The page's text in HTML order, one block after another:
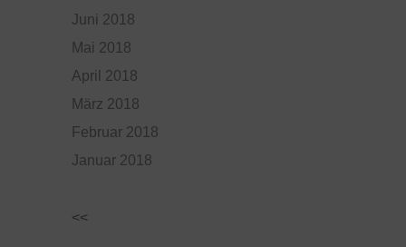
Juni 2018
Mai 2018
April 2018
März 2018
Februar 2018
Januar 2018
<<